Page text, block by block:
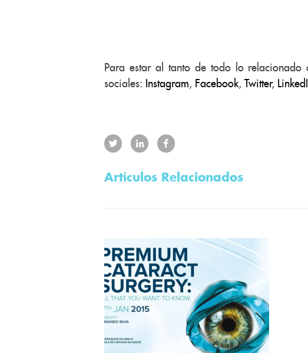
Para estar al tanto de todo lo
sociales: Instagram, Facebook, Twitter,
Artículos Relacionados